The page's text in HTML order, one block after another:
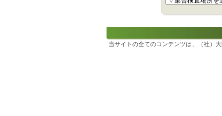
当サイトの全てのコンテンツは、（社）